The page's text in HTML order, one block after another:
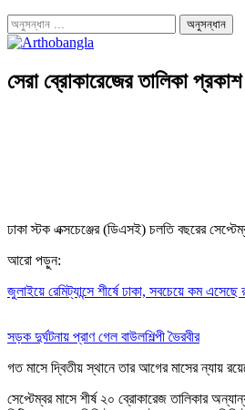
সেরা ব্রোকারেজের তালিকা
ঢাকা স্টক এক্সচেঞ্জের (ডিএসই) চলতি বছরের
আরো পড়ুন:
জুলাইয়ে রেমিট্যান্সে শীর্ষে ঢাকা, সবচেয়ে কম এসেছে
সড়ক দুর্ঘটনায় প্রাণ গেল বাউলশিল্পী ভৈরবীর
গত মাসে দ্বিতীয় স্থানে তার আগের মাসের ন্যায়
সেপ্টেম্বর মাসে শীর্ষ ২০ ব্রোকারেজ তালিকার